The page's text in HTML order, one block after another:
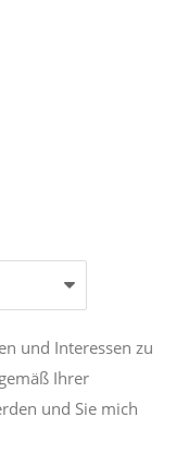
und Interessen zu
Ihrer
und Sie mich